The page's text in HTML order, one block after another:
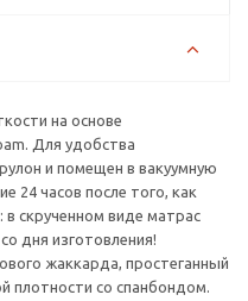
на основе
Для удобства
и помещен в вакуумную
24 часов после того, как
в скрученном виде матрас
дня изготовления!
жаккарда, простеганный
плотности со спанбондом.